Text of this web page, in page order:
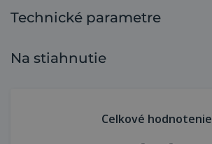
Technické parametre
Na stiahnutie
Celkové hodnotenie